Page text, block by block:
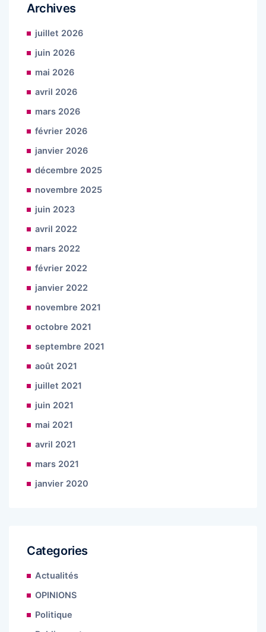
Archives
juillet 2026
juin 2026
mai 2026
avril 2026
mars 2026
février 2026
janvier 2026
décembre 2025
novembre 2025
juin 2023
avril 2022
mars 2022
février 2022
janvier 2022
novembre 2021
octobre 2021
septembre 2021
août 2021
juillet 2021
juin 2021
mai 2021
avril 2021
mars 2021
janvier 2020
Categories
Actualités
OPINIONS
Politique